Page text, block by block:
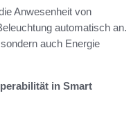
Anwesenheit von
automatisch an.
auch Energie
in Smart